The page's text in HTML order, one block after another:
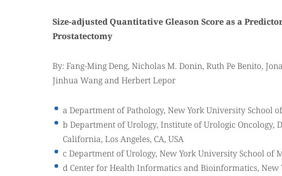
Size-adjusted Quantitative Gleason Score as a
Prostatectomy
By: Fang-Ming Deng, Nicholas M. Donin, Ruth Pe Benito,
Jinhua Wang and Herbert Lepor
a Department of Pathology, New York University School
b Department of Urology, Institute of Urologic Oncology,
California, Los Angeles, CA, USA
c Department of Urology, New York University School of
d Center for Health Informatics and Bioinformatics, New